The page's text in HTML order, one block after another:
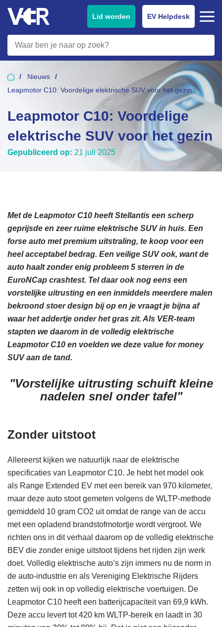
Lid worden EV Helpdesk
Nieuws
Leapmotor C10: Voordelige elektrische SUV voor het gezin
Leapmotor C10: Voordelige
elektrische SUV voor het gezin
Gepubliceerd op: 21 juli 2025
Met de Leapmotor C10 heeft Stellantis een scherp
geprijsde en zeer ruime elektrische SUV in huis. Een
forse auto met premium uitstraling, te koop voor een
heel acceptabel bedrag. Een veilige SUV ook, want de
auto haalt zonder enig probleem 5 sterren in de
EuroNCap crashtest. Tel daar ook nog eens een
vorstelijke uitrusting en een inmiddels meerdere malen
bekroond stoer design bij op en je vraagt je bijna af
waar het addertje onder het gras zit. Als VER-team
stapten we daarom in de volledig elektrische
Leapmotor C10 en voelden we deze value for money
SUV aan de tand.
"Vorstelijke uitrusting schuift kleine
nadelen snel onder tafel"
Zonder uitstoot
Allereerst kijken we natuurlijk naar de elektrische
specificaties van Leapmotor C10. Je hebt het model ook
als Range Extended EV met een bereik van 970 kilometer,
maar deze auto stoot gemeten volgens de WLTP-methode
gemiddeld 10 gram CO2 uit omdat de range van de accu
met een opladend brandstofmotortje wordt vergroot. We
richten ons in dit verhaal daarom op de volledig elektrische
BEV die zonder enige uitstoot tijdens het rijden zijn werk
doet. Volledig elektrische auto’s zijn immers nu de norm in
de auto-industrie en als Vereniging Elektrische Rijders
zetten wij ook in op volledig elektrische voertuigen. De
Leapmotor C10 heeft een batterijcapaciteit van 69,9 kWh.
Deze accu levert tot 420 km WLTP-bereik en laadt in 30